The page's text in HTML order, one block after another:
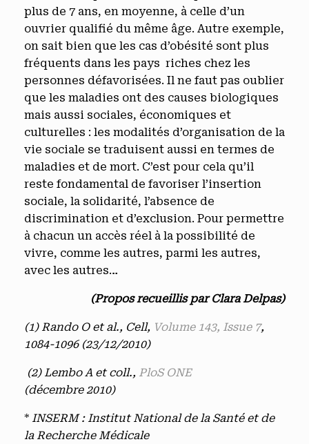
plus de 7 ans, en moyenne, à celle d’un
ouvrier qualifié du même âge. Autre exemple,
on sait bien que les cas d’obésité sont plus
fréquents dans les pays riches chez les
personnes défavorisées. Il ne faut pas oublier
que les maladies ont des causes biologiques
mais aussi sociales, économiques et
culturelles : les modalités d’organisation de la
vie sociale se traduisent aussi en termes de
maladies et de mort. C’est pour cela qu’il
reste fondamental de favoriser l’insertion
sociale, la solidarité, l’absence de
discrimination et d’exclusion. Pour permettre
à chacun un accès réel à la possibilité de
vivre, comme les autres, parmi les autres,
avec les autres…
(Propos recueillis par Clara Delpas)
(1) Rando O et al., Cell, Volume 143, Issue 7,
1084-1096 (23/12/2010)
(2)Lembo A et coll., PloS ONE
(décembre 2010)
* INSERM : Institut National de la Santé et de
la Recherche Médicale